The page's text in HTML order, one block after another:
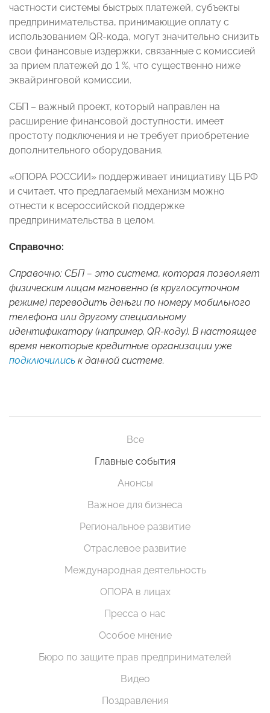
частности системы быстрых платежей, субъекты
предпринимательства, принимающие оплату с
использованием QR-кода, могут значительно снизить
свои финансовые издержки, связанные с комиссией
за прием платежей до 1 %, что существенно ниже
эквайринговой комиссии.
СБП – важный проект, который направлен на
расширение финансовой доступности, имеет
простоту подключения и не требует приобретение
дополнительного оборудования.
«ОПОРА РОССИИ» поддерживает инициативу ЦБ РФ
и считает, что предлагаемый механизм можно
отнести к всероссийской поддержке
предпринимательства в целом.
Справочно:
Справочно: СБП – это система, которая позволяет
физическим лицам мгновенно (в круглосуточном
режиме) переводить деньги по номеру мобильного
телефона или другому специальному
идентификатору (например, QR-коду). В настоящее
время некоторые кредитные организации уже
подключились к данной системе.
Все
Главные события
Анонсы
Важное для бизнеса
Региональное развитие
Отраслевое развитие
Международная деятельность
ОПОРА в лицах
Пресса о нас
Особое мнение
Бюро по защите прав предпринимателей
Видео
Поздравления